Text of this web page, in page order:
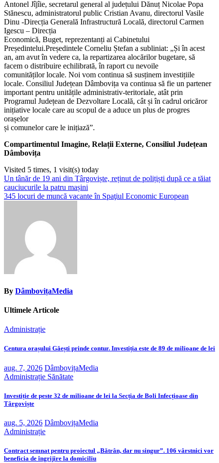
Antonel Jîjîie, secretarul general al județului Dănuț Nicolae Popa
Stănescu, administratorul public Cristian Avanu, directorul Vasile
Dinu -Direcția Generală Infrastructură Locală, directorul Carmen
Igescu – Direcția
Economică, Buget, reprezentanți ai Cabinetului
Președintelui.Președintele Corneliu Ștefan a subliniat: „Și în acest
an, am avut în vedere ca, la repartizarea alocărilor bugetare, să
facem o distribuire echilibrată, în raport cu nevoile
comunităților locale. Noi vom continua să susținem investițiile
locale. Consiliul Județean Dâmbovița va continua să fie un partener
important pentru unitățile administrativ-teritoriale, atât prin
Programul Județean de Dezvoltare Locală, cât și în cadrul oricăror
inițiative locale care au scopul de a aduce un plus de progres
orașelor
și comunelor care le inițiază”.
Compartimentul Imagine, Relații Externe, Consiliul Județean
Dâmbovița
Visited 5 times, 1 visit(s) today
Navigare
în
Un tânăr de 19 ani din Târgoviște, reținut de polițiști după ce a tăiat
cauciucurile la patru mașini
345 locuri de muncă vacante în Spaţiul Economic European
By DâmbovițaMedia
Ultimele Articole
Administrație
Centura orașului Găești prinde contur. Investiția este de 89 de milioane de lei
aug. 7, 2026 DâmbovițaMedia
Administrație Sănătate
Investiție de peste 32 de milioane de lei la Secția de Boli Infecțioase din
Târgoviște
aug. 5, 2026 DâmbovițaMedia
Administrație
Contract semnat pentru proiectul „Bătrân, dar nu singur”. 106 vârstnici vor
beneficia de îngrijire la domiciliu